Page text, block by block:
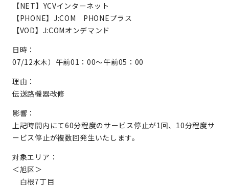
【NET】YCVインターネット
【PHONE】J:COM PHONEプラス
【VOD】J:COMオンデマンド
日時：
07/12水木）午前01：00～午前05：00
理由：
伝送路機器改修
影響：
上記時間内にて60分程度のサービス停止が1回、10分程度サ
ービス停止が複数回発生いたします。
対象エリア：
＜旭区＞
白根7丁目